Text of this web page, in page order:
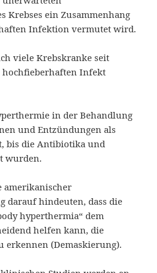
Krebses ein Zusammenhang
Infektion vermutet wird.
viele Krebskranke seit
hochfieberhaften Infekt
in der Behandlung
und Entzündungen als
bis die Antibiotika und
wurden.
amerikanischer
darauf hindeuten, dass die
hyperthermia“ dem
helfen kann, die
erkennen (Demaskierung).